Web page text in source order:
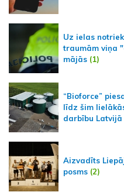
Uz ielas
traumām viņa
mājās (1)
“Bioforce”
līdz šim
darbību Latvijā
Aizvadīts
posms (2)